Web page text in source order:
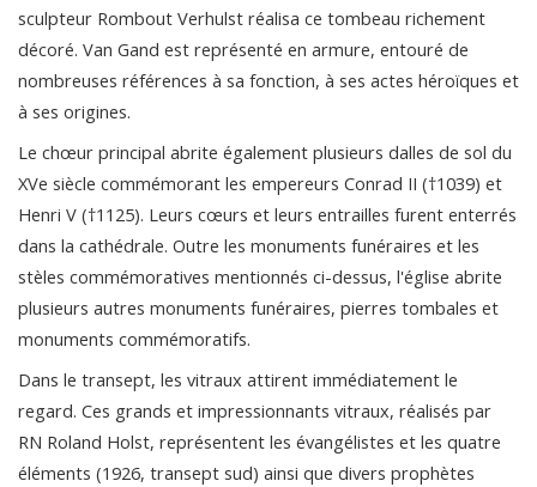
sculpteur Rombout Verhulst réalisa ce tombeau richement
décoré. Van Gand est représenté en armure, entouré de
nombreuses références à sa fonction, à ses actes héroïques et
à ses origines.
Le chœur principal abrite également plusieurs dalles de sol du
XVe siècle commémorant les empereurs Conrad II (†1039) et
Henri V (†1125). Leurs cœurs et leurs entrailles furent enterrés
dans la cathédrale. Outre les monuments funéraires et les
stèles commémoratives mentionnés ci-dessus, l'église abrite
plusieurs autres monuments funéraires, pierres tombales et
monuments commémoratifs.
Dans le transept, les vitraux attirent immédiatement le
regard. Ces grands et impressionnants vitraux, réalisés par
RN Roland Holst, représentent les évangélistes et les quatre
éléments (1926, transept sud) ainsi que divers prophètes